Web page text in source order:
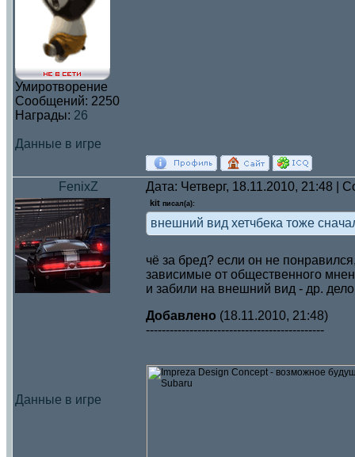
Умиротворение
Сообщений: 2250
Награды: 26
Данные в игре
FenixZ Дата: Четверг, 18.11.2010, 21:48 |
Данные в игре
kit писал(а):
внешний вид хетчбека тоже
чё за бред? если он не
зависимые от общественного
и забили на внешний вид - др. дело
Добавлено (18.11.2010, 21:48)
---------------------------------------------